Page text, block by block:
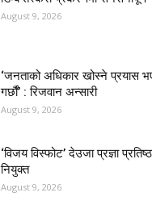
August 9, 2026
‘जनताको अधिकार खोस्ने प्रयास
गर्छौं’ : रिजवान अन्सारी
August 9, 2026
‘विजय विस्फोट’ देउजा प्रज्ञा
नियुक्त
August 9, 2026